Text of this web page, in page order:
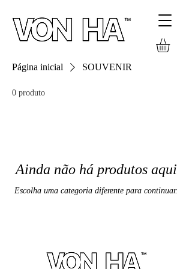
Página inicial SOUVENIR
0 produto
Ainda não há produtos aqui
Escolha uma categoria diferente para continuar.